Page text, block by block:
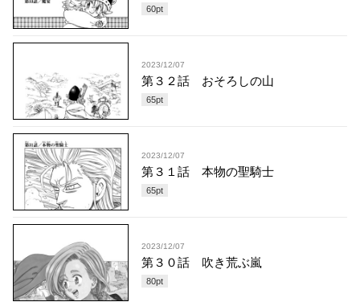
60pt
2023/12/07
第３２話 おそろしの山
65pt
2023/12/07
第３１話 本物の聖騎士
65pt
2023/12/07
第３０話 吹き荒ぶ嵐
80pt